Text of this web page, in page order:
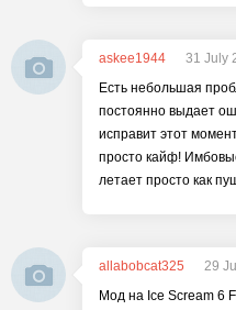
askee1944
31 July
Есть небольшая
постоянно выдает
исправит этот
просто кайф!
летает просто как
allabobcat325
29
Мод на Ice Scream 6